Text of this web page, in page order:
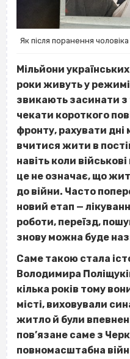
Як після поранення
Мільйони
роки живуть у
звикають засинати з
чекати короткого
фронту, рахувати дні
вчитися жити в
навіть коли
це не означає, що
до війни. Часто
новий етап —
роботи, переїзд,
знову можна буде
Саме такою стала
Володимира
кілька років тому
місті, виховували
житло й були
пов’язане саме з
повномасштабна